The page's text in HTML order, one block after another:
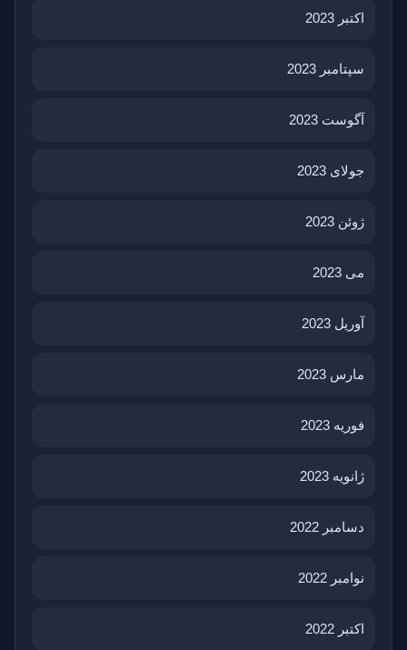
اکتبر 2023
سپتامبر 2023
آگوست 2023
جولای 2023
ژوئن 2023
می 2023
آوریل 2023
مارس 2023
فوریه 2023
ژانویه 2023
دسامبر 2022
نوامبر 2022
اکتبر 2022